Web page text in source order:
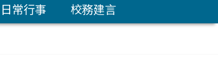
日常行事
校務建言